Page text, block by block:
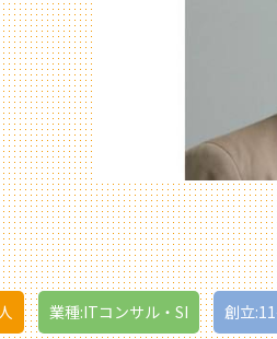
業種:ITコンサル・SI 創立